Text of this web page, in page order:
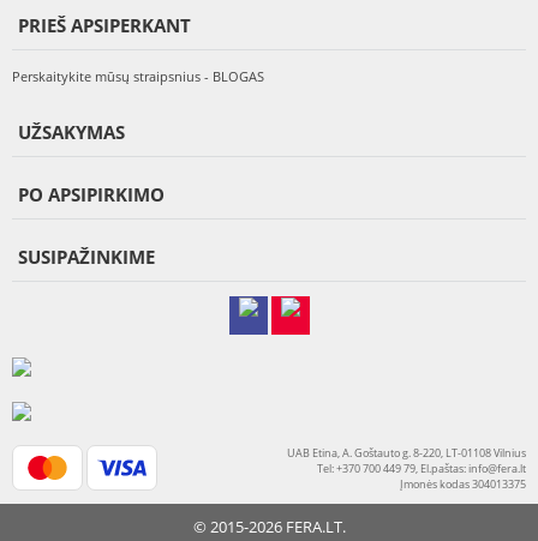
PRIEŠ APSIPERKANT
Perskaitykite mūsų straipsnius - BLOGAS
UŽSAKYMAS
PO APSIPIRKIMO
SUSIPAŽINKIME
UAB Etina, A. Goštauto g. 8-220, LT-01108 Vilnius
Tel: +370 700 449 79, El.paštas:info@fera.lt
Įmonės kodas 304013375
© 2015-2026 FERA.LT.